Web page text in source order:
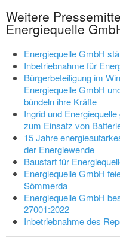
Weitere
Energiequelle
Energiequelle GmbH
Inbetriebnahme für
Bürgerbeteiligung im
Energiequelle GmbH
bündeln ihre Kräfte
Ingrid und
zum Einsatz von
15 Jahre
der Energiewende
Baustart für
Energiequelle GmbH
Sömmerda
Energiequelle GmbH
27001:2022
Inbetriebnahme des